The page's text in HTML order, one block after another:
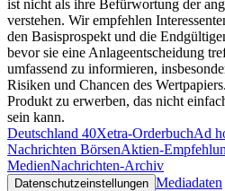
ist nicht als ihre Befürwortung der
verstehen. Wir empfehlen
den Basisprospekt und die
bevor sie eine Anlageentscheidung
umfassend zu informieren,
Risiken und Chancen des
Produkt zu erwerben, das nicht
sein kann.
Deutschland 40Xetra-OrderbuchAd
Nachrichten BörsenAktien-
MedienNachrichten-Archiv
Datenschutzeinstellungen Mediadaten